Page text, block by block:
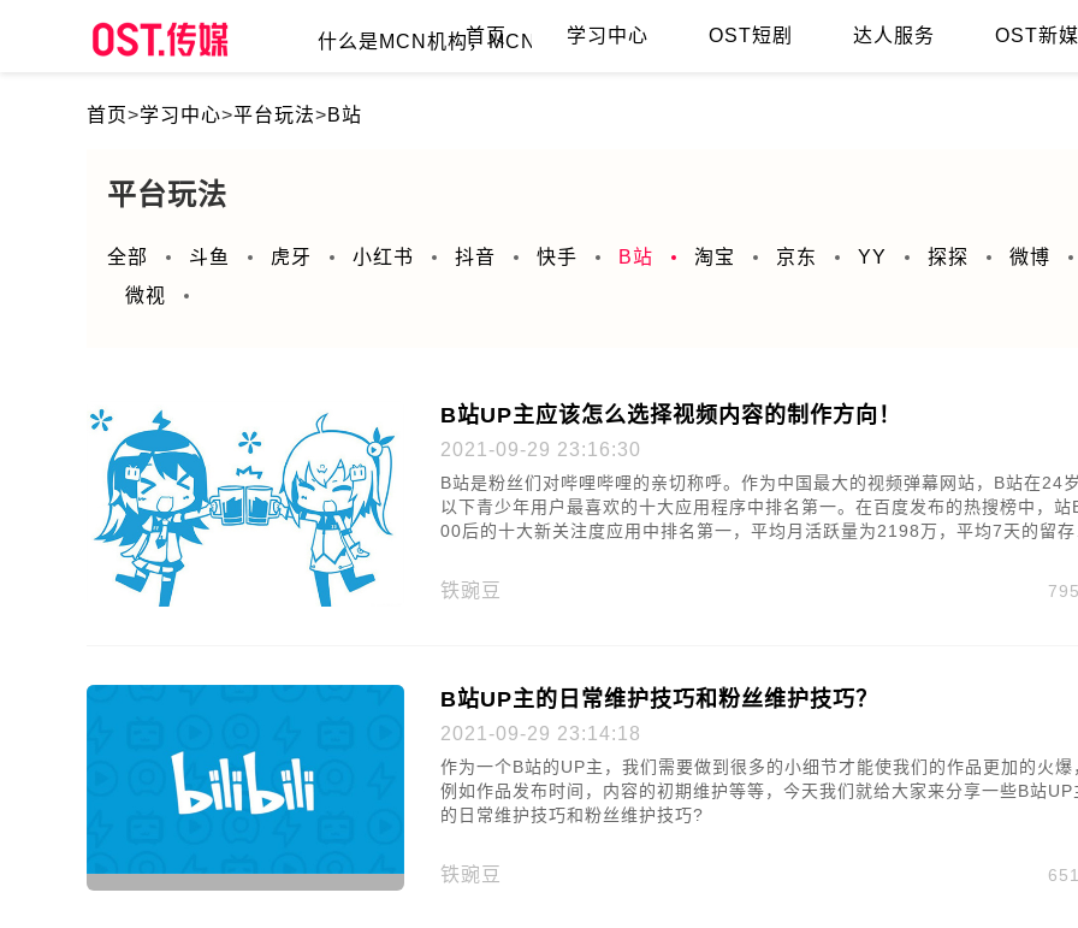
首页 学习中心 OST短剧 达人服务 OST新
什么是MCN机构，MCN的价值在哪里? 直播间留客的小技巧，你get了吗？
首页>学习中心>平台玩法>B站
平台玩法
全部 斗鱼 虎牙 小红书 抖音 快手 B站 淘宝 京东 YY 探探
微博
微视
B站UP主应该怎么选择视频内容的制作方向！
2021-09-29 23:16:30
B站是粉丝们对哔哩哔哩的亲切称呼。作为中国最大的视频弹幕网站，B站在24
以下青少年用户最喜欢的十大应用程序中排名第一。在百度发布的热搜榜中，站
00后的十大新关注度应用中排名第一，平均月活跃量为2198万，平均7天的留存
铁豌豆
B站UP主的日常维护技巧和粉丝维护技巧？
2021-09-29 23:14:18
作为一个B站的UP主，我们需要做到很多的小细节才能使我们的作品更加的火爆
例如作品发布时间，内容的初期维护等等，今天我们就给大家来分享一些B站UP
的日常维护技巧和粉丝维护技巧?
铁豌豆